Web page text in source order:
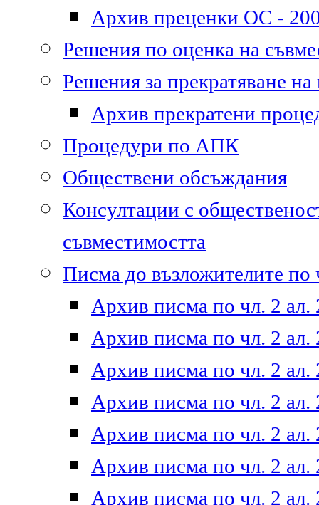
Архив преценки ОС -
Решения по оценка на
Решения за прекратяване
Архив прекратени
Процедури по АПК
Обществени обсъждания
Консултации с
съвместимостта
Писма до възложителите по
Архив писма по чл. 2 ал.
Архив писма по чл. 2 ал.
Архив писма по чл. 2 ал.
Архив писма по чл. 2 ал.
Архив писма по чл. 2 ал.
Архив писма по чл. 2 ал.
Архив писма по чл. 2 ал.